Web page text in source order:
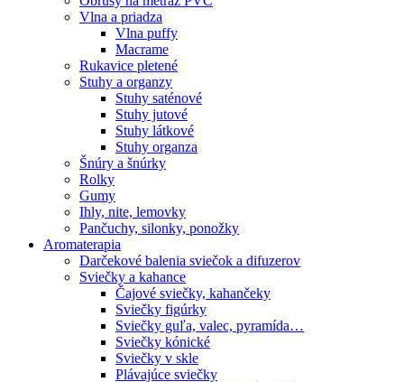
Vlna a priadza
Vlna puffy
Macrame
Rukavice pletené
Stuhy a organzy
Stuhy saténové
Stuhy jutové
Stuhy látkové
Stuhy organza
Šnúry a šnúrky
Rolky
Gumy
Ihly, nite, lemovky
Pančuchy, silonky, ponožky
Aromaterapia
Darčekové balenia sviečok a difuzerov
Sviečky a kahance
Čajové sviečky, kahančeky
Sviečky figúrky
Sviečky guľa, valec, pyramída…
Sviečky kónické
Sviečky v skle
Plávajúce sviečky